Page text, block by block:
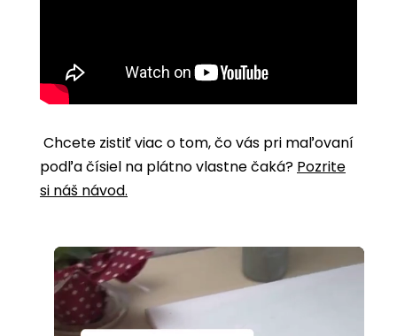
Chcete zistiť viac o tom, čo vás pri maľovaní
podľa čísiel na plátno vlastne čaká? Pozrite
si náš návod.